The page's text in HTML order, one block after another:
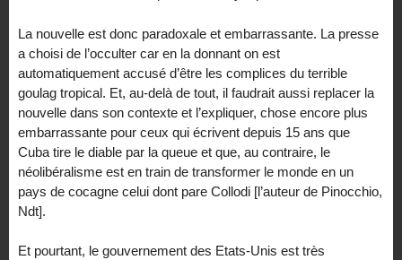
La nouvelle est donc paradoxale et embarrassante. La presse
a choisi de l’occulter car en la donnant on est
automatiquement accusé d’être les complices du terrible
goulag tropical. Et, au-delà de tout, il faudrait aussi replacer la
nouvelle dans son contexte et l’expliquer, chose encore plus
embarrassante pour ceux qui écrivent depuis 15 ans que
Cuba tire le diable par la queue et que, au contraire, le
néolibéralisme est en train de transformer le monde en un
pays de cocagne celui dont pare Collodi [l’auteur de Pinocchio,
Ndt].
Et pourtant, le gouvernement des Etats-Unis est très